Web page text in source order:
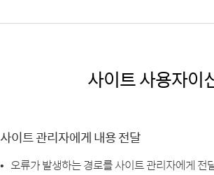
사이트 사용자이
사이트 관리자에게 내용 전달
오류가 발생하는 경로를 사이트 관리자에게 전